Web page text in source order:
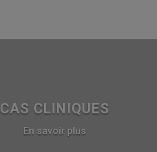
CAS CLINIQUES
En savoir plus